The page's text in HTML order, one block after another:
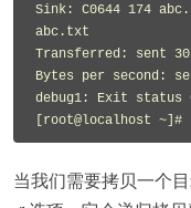
Sink: C0644 174
abc.txt
Transferred: sent
Bytes per second:
debug1: Exit status
当我们需要拷贝一个